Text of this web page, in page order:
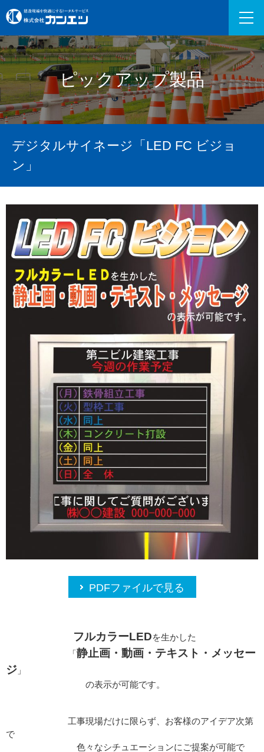
ピックアップ製品
デジタルサイネージ「LED FC ビジョ
ン」
PDFファイルで見る
フルカラーLEDを生かした
「静止画・動画・テキスト・メッセー
ジ 」
の表示が可能です。
工事現場だけに限らず、お客様のアイデア次第
で
色々なシチュエーションにご提案が可能で